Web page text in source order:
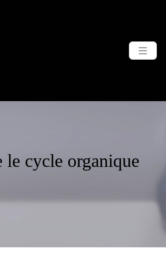
le cycle organique